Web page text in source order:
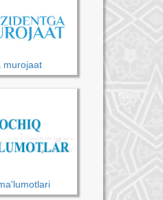
murojaat